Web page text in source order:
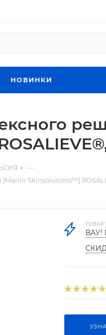
НОВИНКИ
—
Skinsolutions™]
ТОВАР
ВАУ!